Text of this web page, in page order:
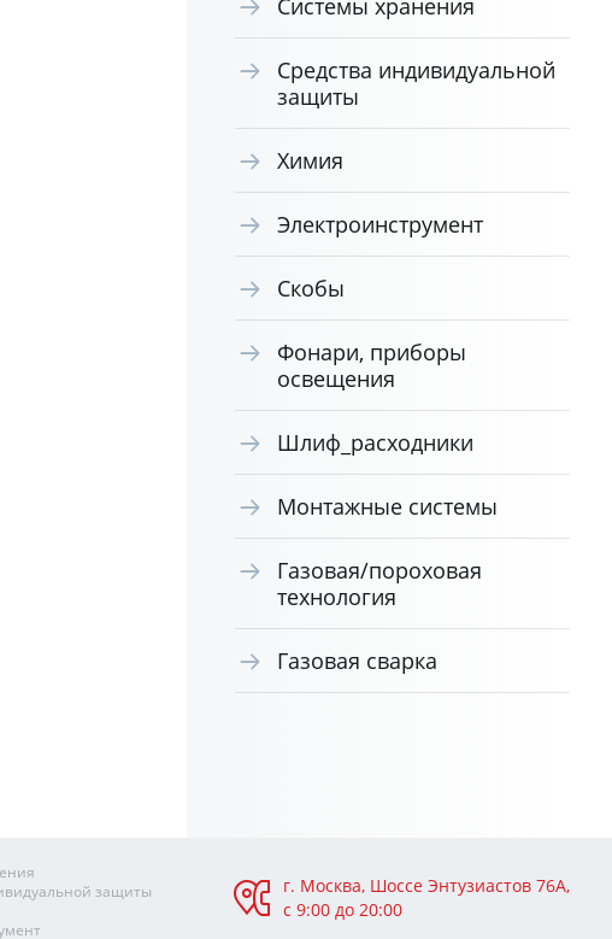
Системы хранения
Средства индивидуальной
защиты
Химия
Электроинструмент
Скобы
Фонари, приборы
освещения
Шлиф_расходники
Монтажные системы
Газовая/пороховая
технология
Газовая сварка
защиты
г. Москва, Шоссе Энтузиастов 76А,
с 9:00 до 20:00